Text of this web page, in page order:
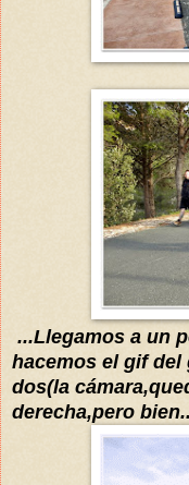
...Llegamos a un
hacemos el gif del
dos(la
derecha,pero bien